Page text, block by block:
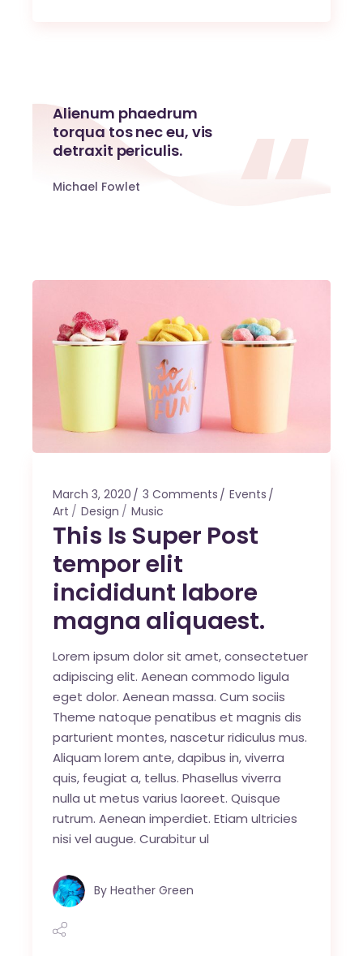
Alienum phaedrum
torqua tos nec eu, vis
detraxit periculis.
Michael Fowlet
March 3, 2020 3 Comments
Events
Art
Design Music
This Is Super Post
tempor elit
incididunt labore
magna aliquaest.
Lorem ipsum dolor sit amet, consectetuer
adipiscing elit. Aenean commodo ligula
eget dolor. Aenean massa. Cum sociis
Theme natoque penatibus et magnis dis
parturient montes, nascetur ridiculus mus.
Aliquam lorem ante, dapibus in, viverra
quis, feugiat a, tellus. Phasellus viverra
nulla ut metus varius laoreet. Quisque
rutrum. Aenean imperdiet. Etiam ultricies
nisi vel augue. Curabitur ul
By Heather Green